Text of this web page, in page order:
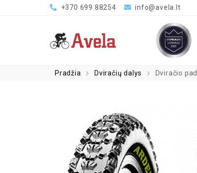
+370 699 88254 info@avela.lt
Pradžia Dviračių dalys Dviračio